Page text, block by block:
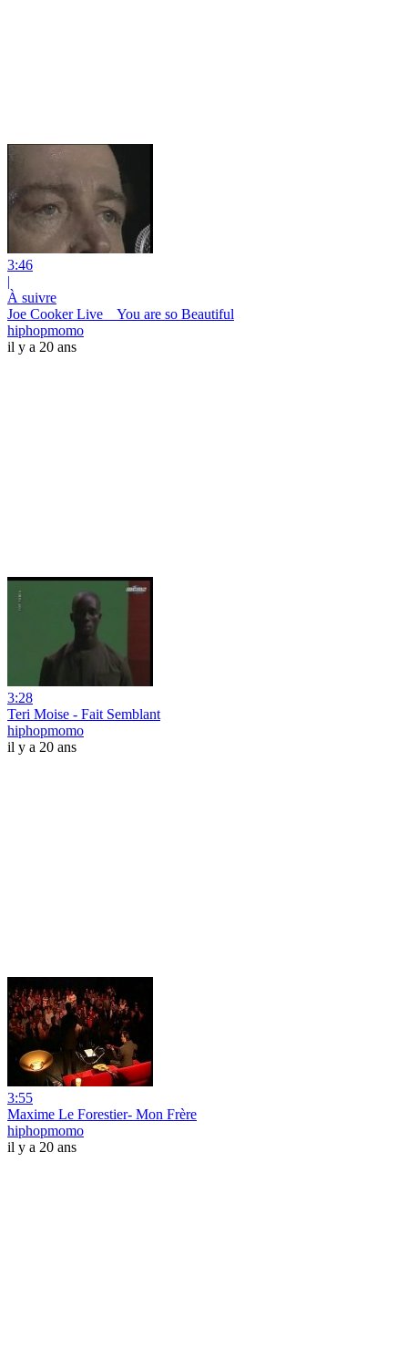
3:46
|
À suivre
Joe Cooker Live _ You are so Beautiful
hiphopmomo
il y a 20 ans
3:28
Teri Moise - Fait Semblant
hiphopmomo
il y a 20 ans
3:55
Maxime Le Forestier- Mon Frère
hiphopmomo
il y a 20 ans